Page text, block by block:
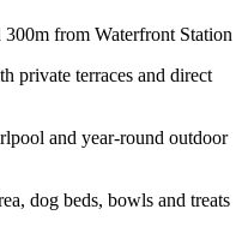
300m from Waterfront Station
private terraces and direct
and year-round outdoor
dog beds, bowls and treats